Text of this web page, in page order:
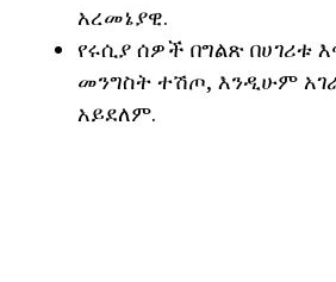
አረመኔያዊ.
የሩሲያ ሰዎች በግልጽ በሀገሪቱ
መንግስት ተሽጦ, እንዲሁም
አይደለም.